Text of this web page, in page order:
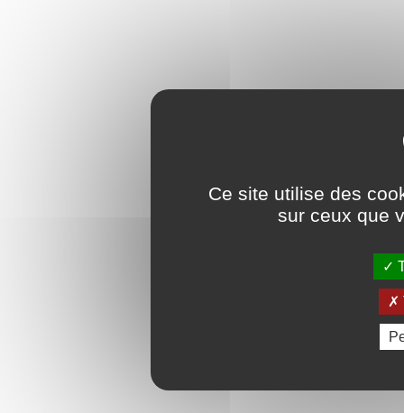
Ce site utilise des
sur ceux que